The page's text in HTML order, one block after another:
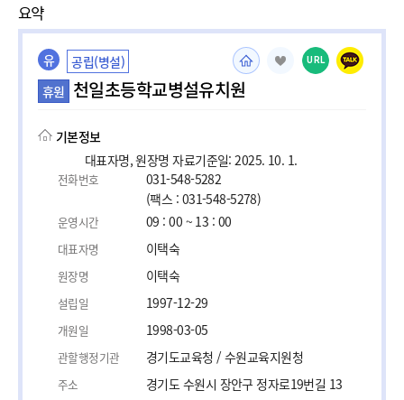
요약
유
공립(병설)
휴원 천일초등학교병설유치원
URL
기본정보
대표자명, 원장명 자료기준일: 2025. 10. 1.
전화번호
031-548-5282
(팩스 : 031-548-5278)
운영시간 09 : 00 ~ 13 : 00
대표자명 이택숙
원장명 이택숙
설립일 1997-12-29
개원일 1998-03-05
관할행정기관 경기도교육청 / 수원교육지원청
주소 경기도 수원시 장안구 정자로19번길 13